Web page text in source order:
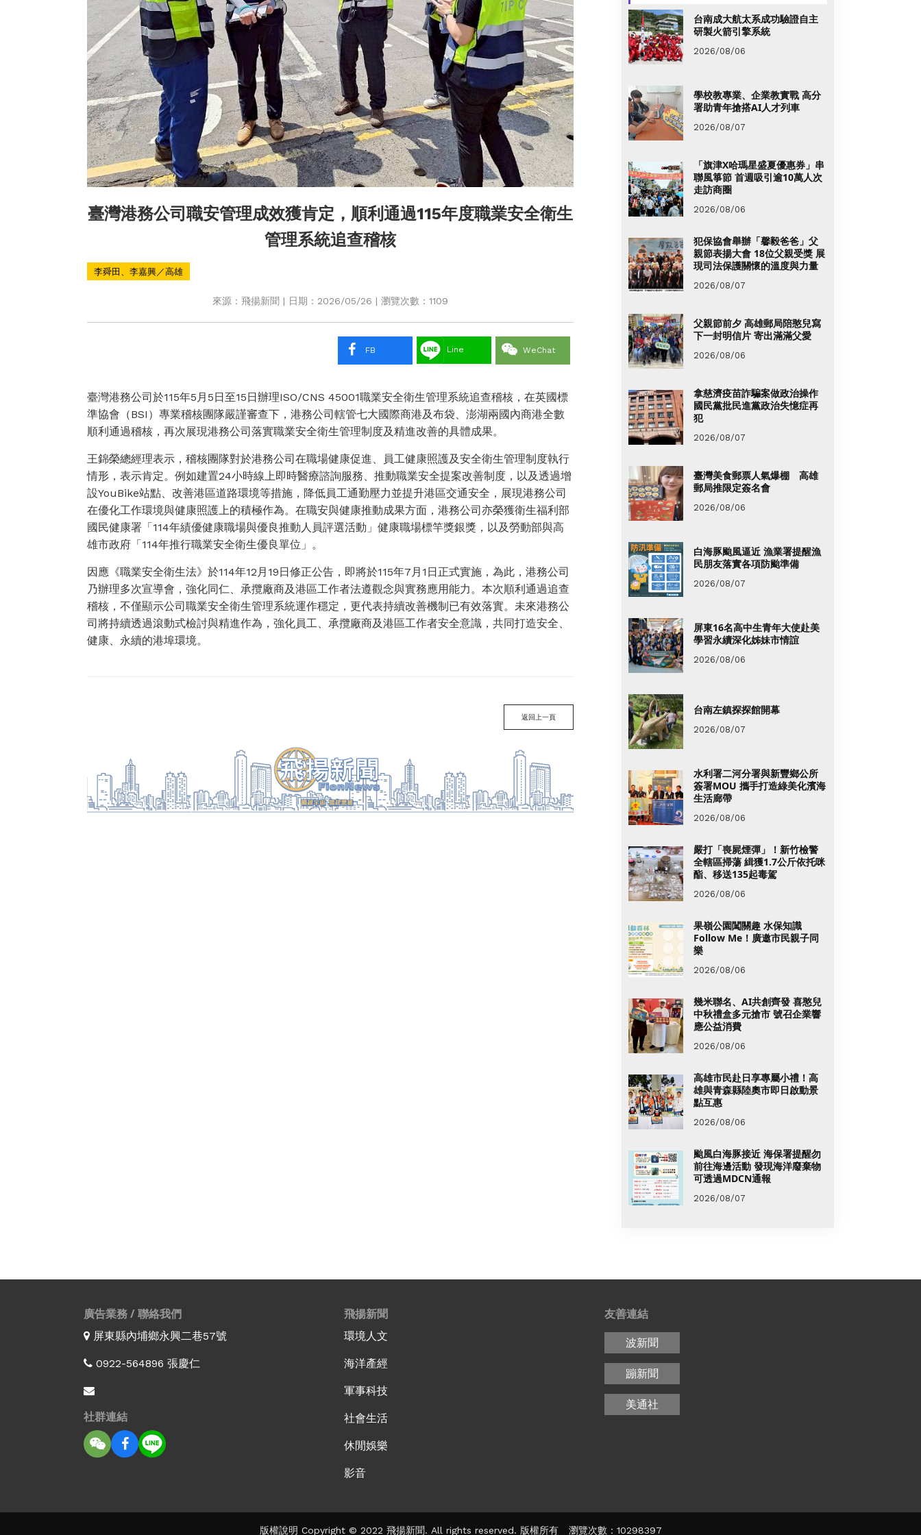
臺灣港務公司職安管理成效獲肯定，順利通過115年度職業安全衛生
管理系統追查稽核
李舜田、李嘉興／高雄
來源：飛揚新聞 | 日期：2026/05/26 | 瀏覽次數：1109
FB Line WeChat
臺灣港務公司於115年5月5日至15日辦理ISO/CNS 45001職業安全衛生管理系統追查稽核，在英國標
準協會（BSI）專業稽核團隊嚴謹審查下，港務公司轄管七大國際商港及布袋、澎湖兩國內商港全數
順利通過稽核，再次展現港務公司落實職業安全衛生管理制度及精進改善的具體成果。
王錦榮總經理表示，稽核團隊對於港務公司在職場健康促進、員工健康照護及安全衛生管理制度執行
情形，表示肯定。例如建置24小時線上即時醫療諮詢服務、推動職業安全提案改善制度，以及透過增
設YouBike站點、改善港區道路環境等措施，降低員工通勤壓力並提升港區交通安全，展現港務公司
在優化工作環境與健康照護上的積極作為。在職安與健康推動成果方面，港務公司亦榮獲衛生福利部
國民健康署「114年績優健康職場與優良推動人員評選活動」健康職場標竿獎銀獎，以及勞動部與高
雄市政府「114年推行職業安全衛生優良單位」。
因應《職業安全衛生法》於114年12月19日修正公告，即將於115年7月1日正式實施，為此，港務公司
乃辦理多次宣導會，強化同仁、承攬廠商及港區工作者法遵觀念與實務應用能力。本次順利通過追查
稽核，不僅顯示公司職業安全衛生管理系統運作穩定，更代表持續改善機制已有效落實。未來港務公
司將持續透過滾動式檢討與精進作為，強化員工、承攬廠商及港區工作者安全意識，共同打造安全、
健康、永續的港埠環境。
返回上一頁
台南成大航太系成功驗證自主
研製火箭引擎系統
2026/08/06
學校教專業、企業教實戰 高分
署助青年搶搭AI人才列車
2026/08/07
「旗津X哈瑪星盛夏優惠券」串
聯風箏節 首週吸引逾10萬人次
走訪商圈
2026/08/06
犯保協會舉辦「馨毅爸爸」父
親節表揚大會 18位父親受獎 展
現司法保護關懷的溫度與力量
2026/08/07
父親節前夕 高雄郵局陪憨兒寫
下一封明信片 寄出滿滿父愛
2026/08/06
拿慈濟疫苗詐騙案做政治操作
國民黨批民進黨政治失憶症再
犯
2026/08/07
臺灣美食郵票人氣爆棚 高雄
郵局推限定簽名會
2026/08/06
白海豚颱風逼近 漁業署提醒漁
民朋友落實各項防颱準備
2026/08/07
屏東16名高中生青年大使赴美
學習永續深化姊妹市情誼
2026/08/06
台南左鎮探探館開幕
2026/08/07
水利署二河分署與新豐鄉公所
簽署MOU 攜手打造綠美化濱海
生活廊帶
2026/08/06
嚴打「喪屍煙彈」！新竹檢警
全轄區掃蕩 緝獲1.7公斤依托咪
酯、移送135起毒駕
2026/08/06
果嶺公園闖關趣 水保知識
Follow Me！廣邀市民親子同
樂
2026/08/06
幾米聯名、AI共創齊發 喜憨兒
中秋禮盒多元搶市 號召企業響
應公益消費
2026/08/06
高雄市民赴日享專屬小禮！高
雄與青森縣陸奧市即日啟動景
點互惠
2026/08/06
颱風白海豚接近 海保署提醒勿
前往海邊活動 發現海洋廢棄物
可透過MDCN通報
2026/08/07
廣告業務 / 聯絡我們
屏東縣內埔鄉永興二巷57號
0922-564896 張慶仁
社群連結
飛揚新聞
環境人文
海洋產經
軍事科技
社會生活
休閒娛樂
影音
友善連結
波新聞
蹦新聞
美通社
版權說明 Copyright © 2022 飛揚新聞. All rights reserved. 版權所有 瀏覽次數：10298397